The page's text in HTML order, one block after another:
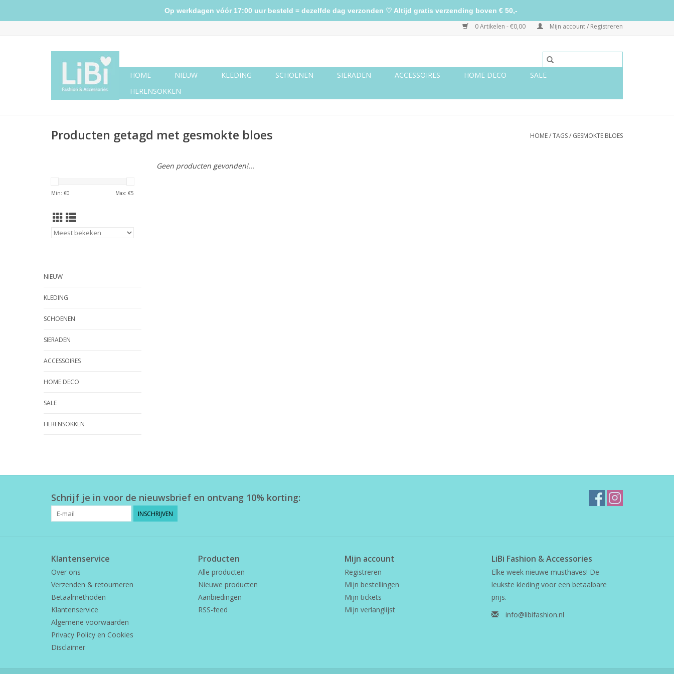
0 Artikelen - €0,00 Mijn account / Registreren
HOME NIEUW KLEDING SCHOENEN SIERADEN ACCESSOIRES HOME DECO
SALE
HERENSOKKEN
Producten getagd met gesmokte bloes HOME/TAGS/ GESMOKTE BLOES
Min: €0 Max: €5
NIEUW
KLEDING
SCHOENEN
SIERADEN
ACCESSOIRES
HOME DECO
SALE
HERENSOKKEN
Geen producten gevonden!...
Schrijf je in voor de nieuwsbrief en ontvang 10% korting:
INSCHRIJVEN
Klantenservice
Over ons
Verzenden & retourneren
Betaalmethoden
Klantenservice
Algemene voorwaarden
Privacy Policy en Cookies
Disclaimer
Producten
Alle producten
Nieuwe producten
Aanbiedingen
RSS-feed
Mijn account
Registreren
Mijn bestellingen
Mijn tickets
Mijn verlanglijst
LiBi Fashion & Accessories
Elke week nieuwe musthaves! De
leukste kleding voor een betaalbare
prijs.
info@libifashion.nl
Op werkdagen vóór 17:00 uur besteld = dezelfde dag verzonden ♡ Altijd gratis verzending boven € 50,-